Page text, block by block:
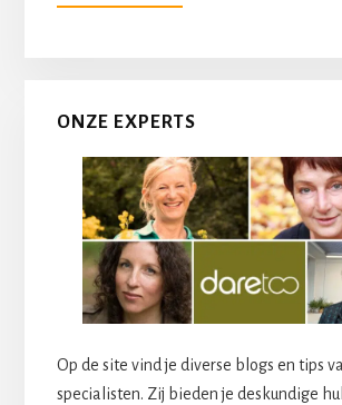
TESTS,
ONZE EXPERTS
Op de site vind je diverse blogs en tips
specialisten. Zij bieden je deskundige